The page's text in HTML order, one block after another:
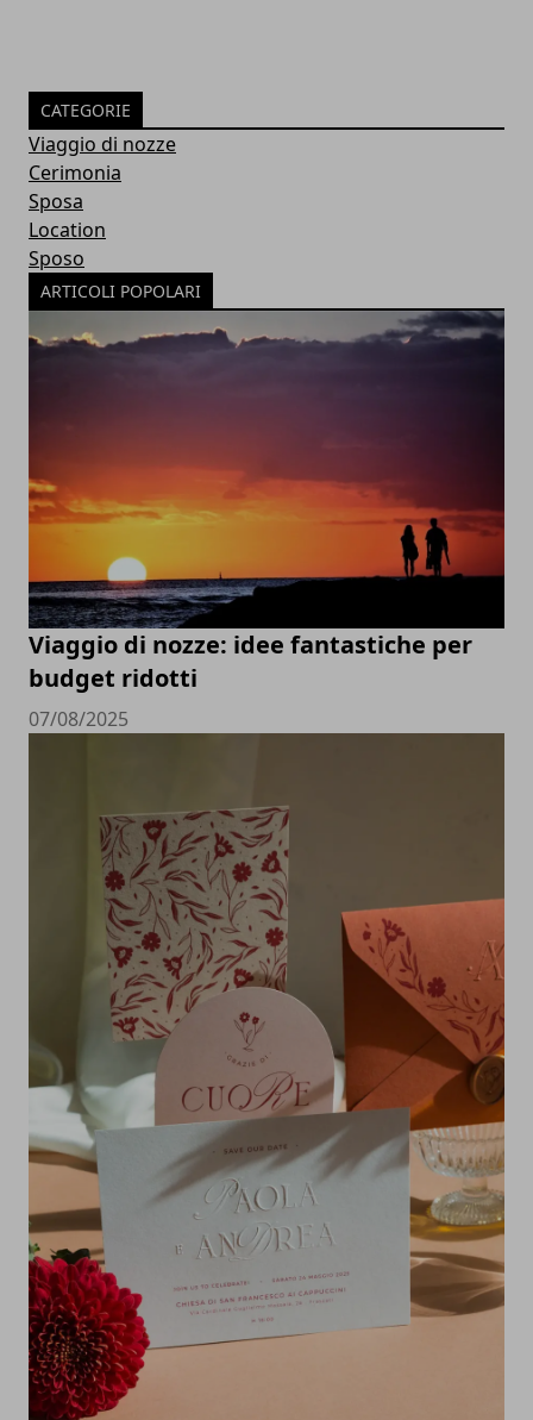
CATEGORIE
Viaggio di nozze
Cerimonia
Sposa
Location
Sposo
ARTICOLI POPOLARI
Viaggio di nozze: idee fantastiche per
budget ridotti
07/08/2025